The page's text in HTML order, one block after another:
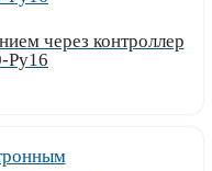
через контроллер
Ру16